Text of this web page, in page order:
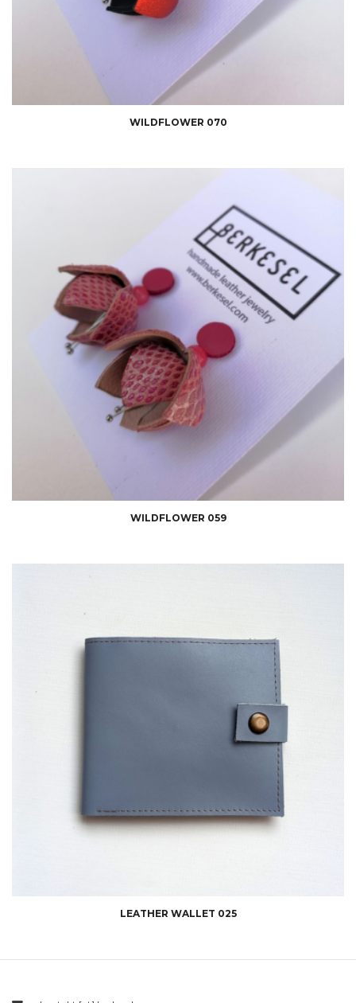
WILDFLOWER 070
WILDFLOWER 059
LEATHER WALLET 025